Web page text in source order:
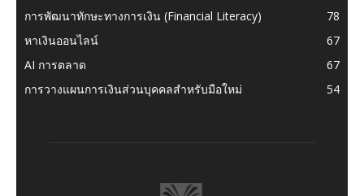
การพัฒนาทักษะทางการเงิน (Financial Literacy)
78
หาเงินออนไลน์
67
AI การตลาด
67
การวางแผนการเงินส่วนบุคคลสำหรับมือใหม่
54